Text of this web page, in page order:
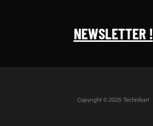
NEWSLETTER !
Copyright © 2026 Technikart